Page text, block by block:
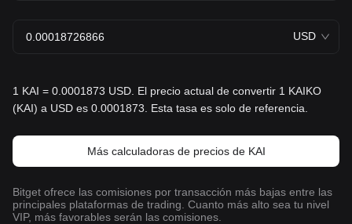
USD
1 KAI = 0.0001873 USD. El precio actual de convertir 1 KAIKO
(KAI) a USD es 0.0001873. Esta tasa es solo de referencia.
Más calculadoras de precios de KAI
Bitget ofrece las comisiones por transacción más bajas entre las
principales plataformas de trading. Cuanto más alto sea tu nivel
VIP, más favorables serán las comisiones.